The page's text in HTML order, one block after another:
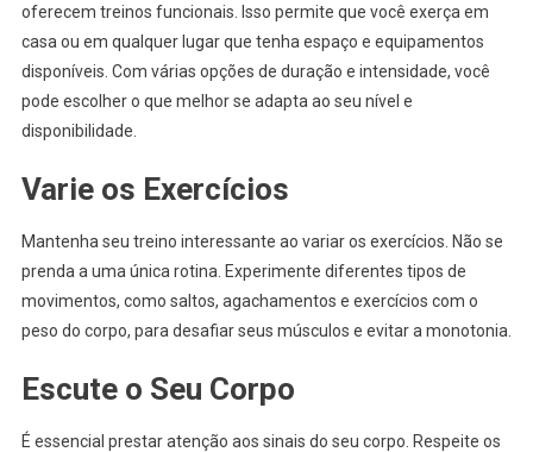
oferecem treinos funcionais. Isso permite que você exerça em
casa ou em qualquer lugar que tenha espaço e equipamentos
disponíveis. Com várias opções de duração e intensidade, você
pode escolher o que melhor se adapta ao seu nível e
disponibilidade.
Varie os Exercícios
Mantenha seu treino interessante ao variar os exercícios. Não se
prenda a uma única rotina. Experimente diferentes tipos de
movimentos, como saltos, agachamentos e exercícios com o
peso do corpo, para desafiar seus músculos e evitar a monotonia.
Escute o Seu Corpo
É essencial prestar atenção aos sinais do seu corpo. Respeite os